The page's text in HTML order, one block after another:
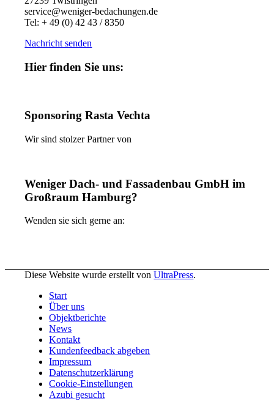
service@weniger-bedachungen.de
Tel: + 49 (0) 42 43 / 8350
Nachricht senden
Hier finden Sie uns:
Sponsoring Rasta Vechta
Wir sind stolzer Partner von
Weniger Dach- und Fassadenbau GmbH im
Großraum Hamburg?
Wenden sie sich gerne an:
Diese Website wurde erstellt vonUltraPress.
Start
Über uns
Objektberichte
News
Kontakt
Kundenfeedback abgeben
Impressum
Datenschutzerklärung
Cookie-Einstellungen
Azubi gesucht